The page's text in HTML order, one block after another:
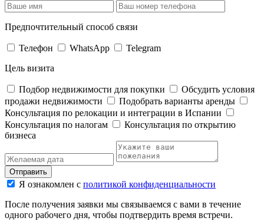
Предпочтительный способ связи
Телефон WhatsApp
Telegram
Цель визита
Подбор недвижимости для покупки
Обсудить условия
продажи недвижимости
Подобрать варианты аренды
Консультация по релокации и интеграции в Испании
Консультация по налогам
Консультация по открытию
бизнеса
Отправить
Я ознакомлен с политикой конфиденциальности
После получения заявки мы связываемся с вами в течение
одного рабочего дня, чтобы подтвердить время встречи.